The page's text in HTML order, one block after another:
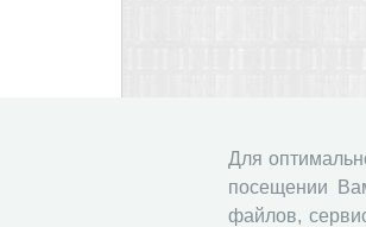
Для
посещении
файлов,